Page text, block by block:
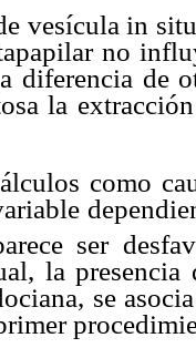
vesícula in
no
diferencia de
la
como
ser
la
se